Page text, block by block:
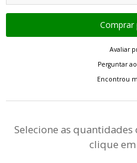
Avaliar
Perguntar
Encontrou
Selecione as
clique